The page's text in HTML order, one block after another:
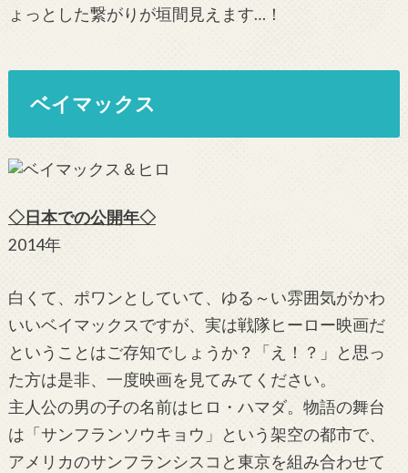
ょっとした繋がりが垣間見えます…！
ベイマックス
◇日本での公開年◇
2014年
白くて、ポワンとしていて、ゆる～い雰囲気がかわ
いいベイマックスですが、実は戦隊ヒーロー映画だ
ということはご存知でしょうか？「え！？」と思っ
た方は是非、一度映画を見てみてください。
主人公の男の子の名前はヒロ・ハマダ。物語の舞台
は「サンフランソウキョウ」という架空の都市で、
アメリカのサンフランシスコと東京を組み合わせて